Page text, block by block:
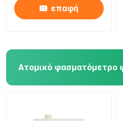
επαφή
Ατομικό φασματόμετρο